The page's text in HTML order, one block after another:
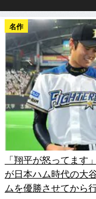
名作
「翔平が怒ってます
が日本ハム時代の大
ムを優勝させてから